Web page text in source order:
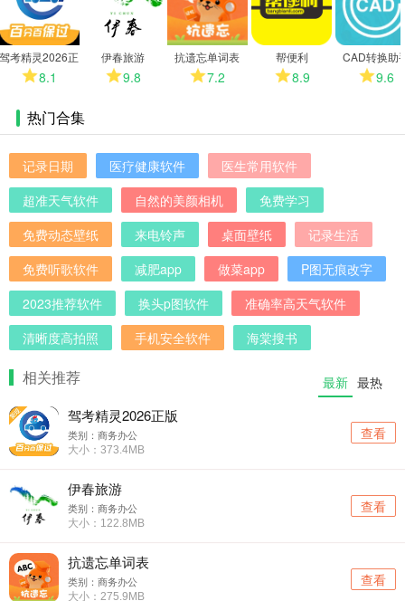
多
驾考精灵2026正
版8.1
伊春旅游
9.8
抗遗忘单词表
7.2
帮便利
8.9
CAD转换助
9.6
热门合集
记录日期 医疗健康软件
医生常用软件
超准天气软件
自然的美颜相机
免费学习
免费动态壁纸
来电铃声 桌面壁纸
记录生活
免费听歌软件
减肥app 做菜app
P图无痕改字
2023推荐软件
换头p图软件
准确率高天气软件
清晰度高拍照
手机安全软件 海棠搜书
相关推荐 最新 最热
驾考精灵2026正版
类别：商务办公
大小：373.4MB
查看
伊春旅游
类别：商务办公
大小：122.8MB
查看
抗遗忘单词表
类别：商务办公
大小：275.9MB
查看